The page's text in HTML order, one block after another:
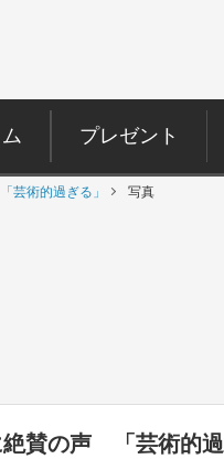
プレゼント
芸術的過ぎる」 写真
絶賛の声 「芸術的過